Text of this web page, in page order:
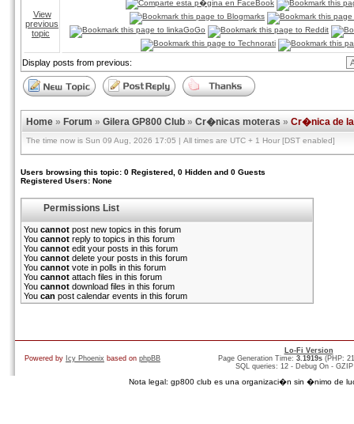
View
previous
topic
Display posts from previous:
Home » Forum » Gilera GP800 Club » Cr�nicas moteras » Cr�nica de
The time now is Sun 09 Aug, 2026 17:05 | All times are UTC + 1 Hour [DST enabled]
Users browsing this topic: 0 Registered, 0 Hidden and 0 Guests
Registered Users: None
Permissions List
You cannot post new topics in this forum
You cannot reply to topics in this forum
You cannot edit your posts in this forum
You cannot delete your posts in this forum
You cannot vote in polls in this forum
You cannot attach files in this forum
You cannot download files in this forum
You can post calendar events in this forum
Powered by Icy Phoenix based on phpBB
Lo-Fi Version
Page Generation Time: 3.1919s (PHP:
SQL queries: 12 - Debug On -
Nota legal: gp800 club es una organizaci�n sin �nimo de